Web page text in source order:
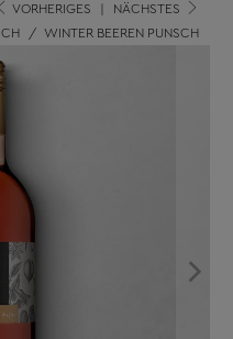
VORHERIGES
NÄCHSTES
/ WINTER BEEREN PUNSCH